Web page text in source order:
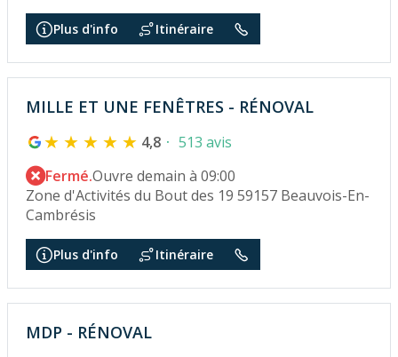
Plus d'info Itinéraire
MILLE ET UNE FENÊTRES - RÉNOVAL
4,8
513 avis
Fermé.Ouvre demain à 09:00
Zone d'Activités du Bout des 19 59157 Beauvois-En-
Cambrésis
Plus d'info Itinéraire
MDP - RÉNOVAL